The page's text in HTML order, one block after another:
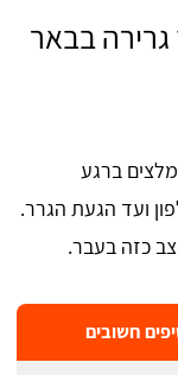
בבאר
ברגע
ועד הגעת הגרר.
כזה בעבר.
חשובים